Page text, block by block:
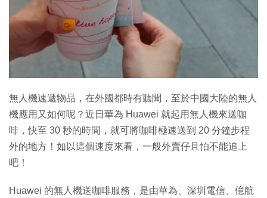
特集
無人機速遞物品，在外國都時有聽聞，至於中國大陸的無人
機應用又如何呢？近日華為 Huawei 就起用無人機來送咖
啡，快至 30 秒的時間，就可將咖啡極速送到 20 分鐘步程
外的地方！如以這個速度來看，一般外賣仔且怕不能追上
吧！
Huawei 的無人機送咖啡服務，是由華為、深圳電信、億航